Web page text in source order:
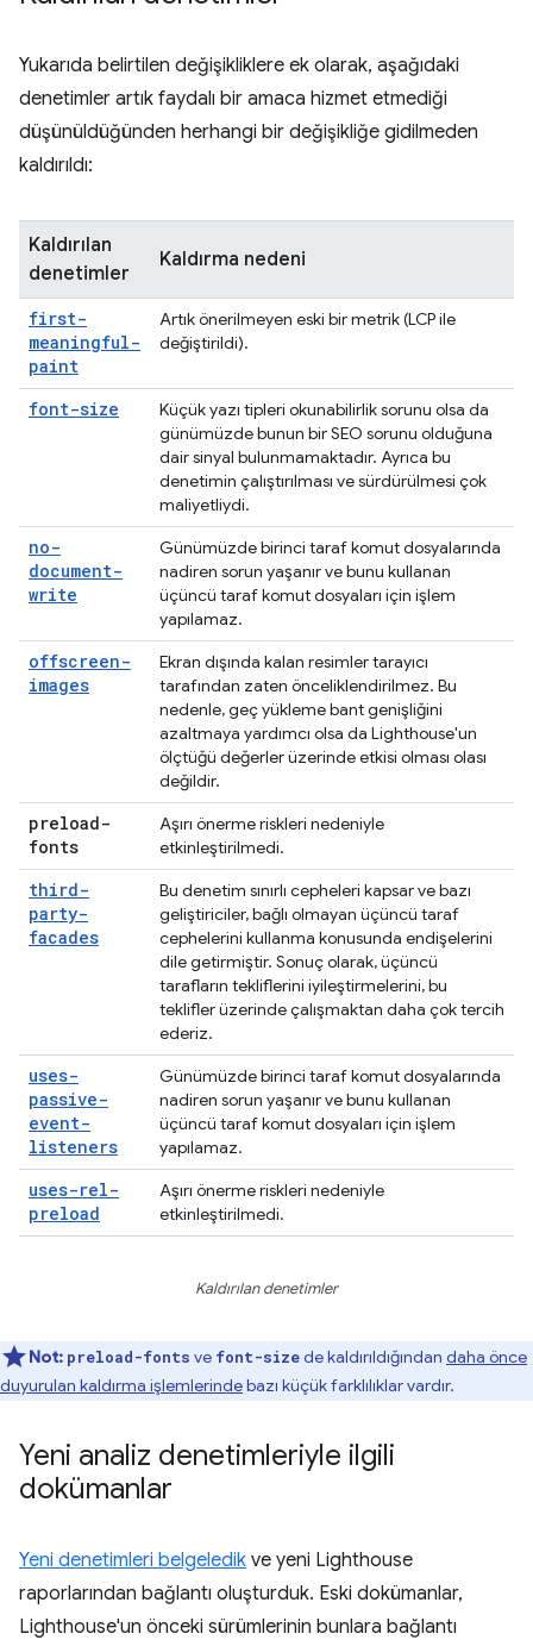
Yukarıda belirtilen değişikliklere ek olarak, aşağıdaki
denetimler artık faydalı bir amaca hizmet etmediği
düşünüldüğünden herhangi bir değişikliğe gidilmeden
kaldırıldı:
Kaldırılan
denetimler
Kaldırma nedeni
first-
meaningful-
paint
Artık önerilmeyen eski bir metrik (LCP ile
değiştirildi).
font-size
Küçük yazı tipleri okunabilirlik sorunu olsa da
günümüzde bunun bir SEO sorunu olduğuna
dair sinyal bulunmamaktadır. Ayrıca bu
denetimin çalıştırılması ve sürdürülmesi çok
maliyetliydi.
no-
document-
write
Günümüzde birinci taraf komut dosyalarında
nadiren sorun yaşanır ve bunu kullanan
üçüncü taraf komut dosyaları için işlem
yapılamaz.
offscreen-
images
Ekran dışında kalan resimler tarayıcı
tarafından zaten önceliklendirilmez. Bu
nedenle, geç yükleme bant genişliğini
azaltmaya yardımcı olsa da Lighthouse'un
ölçtüğü değerler üzerinde etkisi olması olası
değildir.
preload-
fonts
Aşırı önerme riskleri nedeniyle
etkinleştirilmedi.
third-
party-
facades
Bu denetim sınırlı cepheleri kapsar ve bazı
geliştiriciler, bağlı olmayan üçüncü taraf
cephelerini kullanma konusunda endişelerini
dile getirmiştir. Sonuç olarak, üçüncü
tarafların tekliflerini iyileştirmelerini, bu
teklifler üzerinde çalışmaktan daha çok tercih
ederiz.
uses-
passive-
event-
listeners
Günümüzde birinci taraf komut dosyalarında
nadiren sorun yaşanır ve bunu kullanan
üçüncü taraf komut dosyaları için işlem
yapılamaz.
uses-rel-
preload
Aşırı önerme riskleri nedeniyle
etkinleştirilmedi.
Kaldırılan denetimler
Not: preload-fonts ve font-sizede kaldırıldığından daha önce
duyurulan kaldırma işlemlerindebazı küçük farklılıklar vardır.
Yeni analiz denetimleriyle ilgili
dokümanlar
Yeni denetimleri belgeledik ve yeni Lighthouse
raporlarından bağlantı oluşturduk. Eski dokümanlar,
Lighthouse'un önceki sürümlerinin bunlara bağlantı